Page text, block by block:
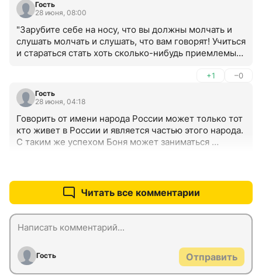
Гость
28 июня, 08:00
"Зарубите себе на носу, что вы должны молчать и
слушать молчать и слушать, что вам говорят! Учиться
и стараться стать хоть сколько-нибудь приемлемым
+1 –0
Гость
28 июня, 04:18
Говорить от имени народа России может только тот
кто живет в России и является частью этого народа.
С таким же успехом Боня может заниматься
Читать все комментарии
Гость Отправить